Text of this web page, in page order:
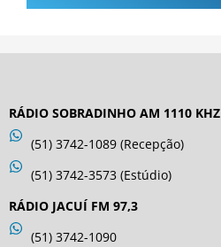
RÁDIO SOBRADINHO AM 1110 KHZ
(51) 3742-1089 (Recepção)
(51) 3742-3573 (Estúdio)
RÁDIO JACUÍ FM 97,3
(51) 3742-1090